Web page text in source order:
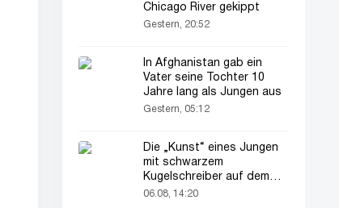
Chicago River gekippt
Gestern, 20:52
In Afghanistan gab ein
Vater seine Tochter 10
Jahre lang als Jungen aus
Gestern, 05:12
Die „Kunst“ eines Jungen
mit schwarzem
Kugelschreiber auf dem
Pass seines Vaters zieht
06.08, 14:20